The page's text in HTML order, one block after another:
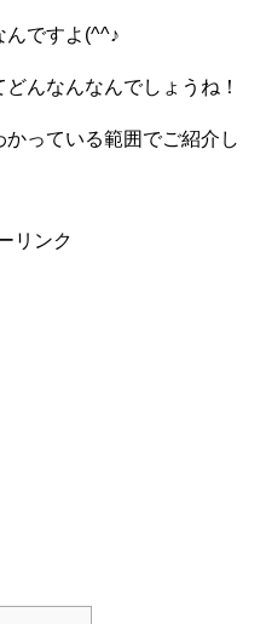
んですよ(^^♪
んなんなんでしょうね！
っている範囲でご紹介し
リンク